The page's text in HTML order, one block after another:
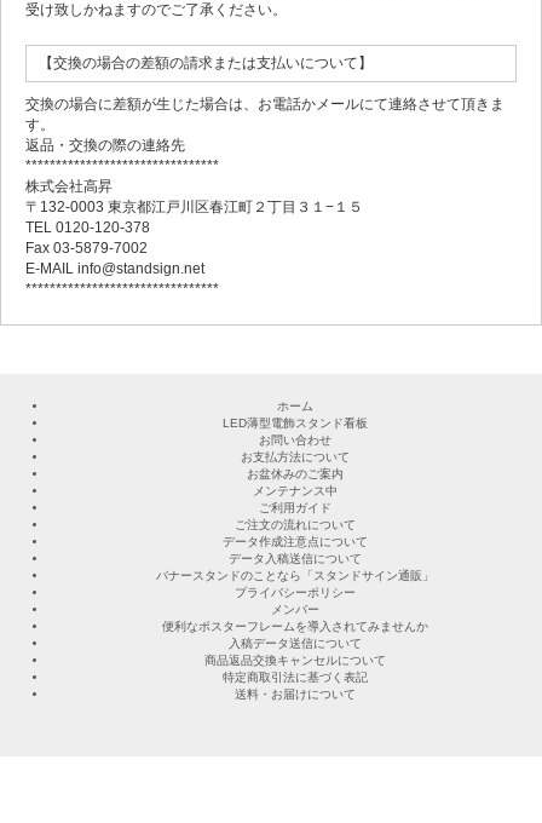
受け致しかねますのでご了承ください。
【交換の場合の差額の請求または支払いについて】
交換の場合に差額が生じた場合は、お電話かメールにて連絡させて頂きま
す。
返品・交換の際の連絡先
********************************
株式会社高昇
〒132-0003 東京都江戸川区春江町２丁目３１−１５
TEL 0120-120-378
Fax 03-5879-7002
E-MAIL info@standsign.net
********************************
ホーム
LED薄型電飾スタンド看板
お問い合わせ
お支払方法について
お盆休みのご案内
メンテナンス中
ご利用ガイド
ご注文の流れについて
データ作成注意点について
データ入稿送信について
バナースタンドのことなら「スタンドサイン通販」
プライバシーポリシー
メンバー
便利なポスターフレームを導入されてみませんか
入稿データ送信について
商品返品交換キャンセルについて
特定商取引法に基づく表記
送料・お届けについて